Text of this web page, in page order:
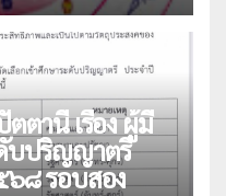
ตานี เรื่อง ผู้มี
บปริญญาตรี
๘ รอบสอง